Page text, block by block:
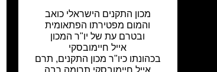
מכון התקנים הישראלי כואב
והמום מפטירתו הפתאומית
ובטרם עת של יו"ר המכון
אייל חיימובסקי
בכהונתו כיו"ר מכון התקנים, תרם
אייל חיימובסקי תרומה רבה